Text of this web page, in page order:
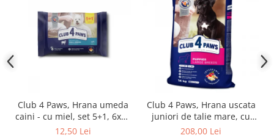
Club 4 Paws, Hrana umeda
caini - cu miel, set 5+1, 6x80
g
12,50 Lei
Club 4 Paws, Hrana uscata
juniori de talie mare, cu
pui, 14kg
208,00 Lei